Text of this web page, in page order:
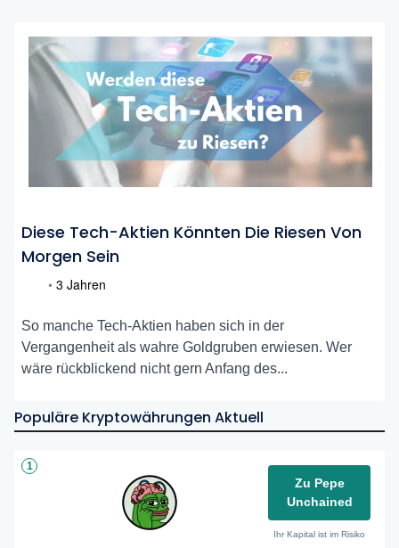
Diese Tech-Aktien Könnten Die Riesen Von
Morgen Sein
• 3 Jahren
So manche Tech-Aktien haben sich in der
Vergangenheit als wahre Goldgruben erwiesen. Wer
wäre rückblickend nicht gern Anfang des...
Populäre Kryptowährungen Aktuell
1
Zu Pepe
Unchained
Ihr Kapital ist im Risiko